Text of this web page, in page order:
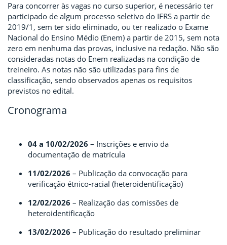
Para concorrer às vagas no curso superior, é necessário ter
participado de algum processo seletivo do IFRS a partir de
2019/1, sem ter sido eliminado, ou ter realizado o Exame
Nacional do Ensino Médio (Enem) a partir de 2015, sem nota
zero em nenhuma das provas, inclusive na redação. Não são
consideradas notas do Enem realizadas na condição de
treineiro. As notas não são utilizadas para fins de
classificação, sendo observados apenas os requisitos
previstos no edital.
Cronograma
04 a 10/02/2026 – Inscrições e envio da
documentação de matrícula
11/02/2026 – Publicação da convocação para
verificação étnico-racial (heteroidentificação)
12/02/2026 – Realização das comissões de
heteroidentificação
13/02/2026 – Publicação do resultado preliminar